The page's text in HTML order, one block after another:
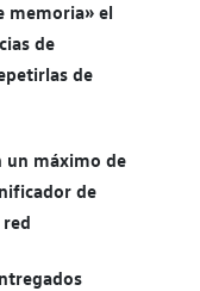
memoria» el
de
de
un máximo de
de